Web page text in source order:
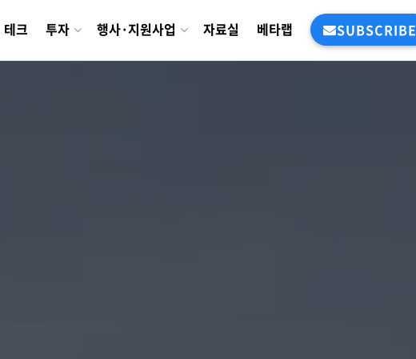
테크 투자 행사·지원사업 자료실 베타랩 SUBSCRIBE